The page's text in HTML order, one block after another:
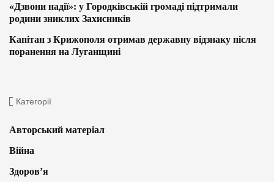
«Дзвони надії»: у Городківській громаді підтримали
родини зниклих Захисників
Капітан з Крижополя отримав державну відзнаку після
поранення на Луганщині
Категорії
Авторський матеріал
Війна
Здоров’я